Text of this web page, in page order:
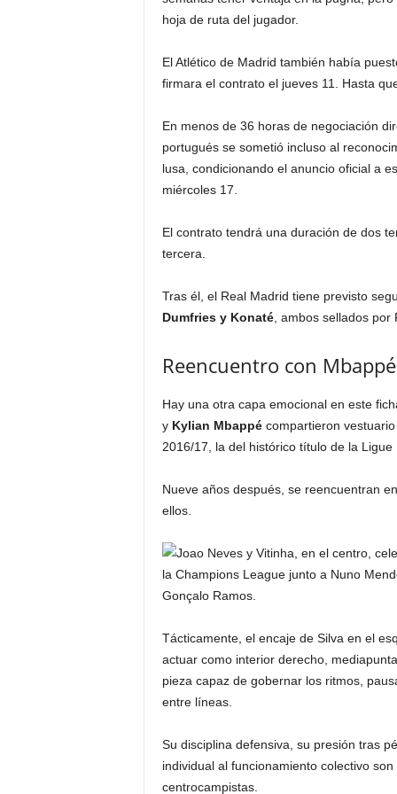
hoja de ruta del jugador.
El Atlético de Madrid también había
firmara el contrato el jueves 11. Hasta
En menos de 36 horas de negociación
portugués se sometió incluso al
lusa, condicionando el anuncio oficial a
miércoles 17.
El contrato tendrá una duración de dos
tercera.
Tras él, el Real Madrid tiene previsto
Dumfries y Konaté, ambos sellados por
Reencuentro con Mbappé
Hay una otra capa emocional en este
y Kylian Mbappécompartieron
2016/17, la del histórico título de la
Nueve años después, se reencuentran
ellos.
Tácticamente, el encaje de Silva en el
actuar como interior derecho,
pieza capaz de gobernar los ritmos,
entre líneas.
Su disciplina defensiva, su presión tras
individual al funcionamiento colectivo
centrocampistas.